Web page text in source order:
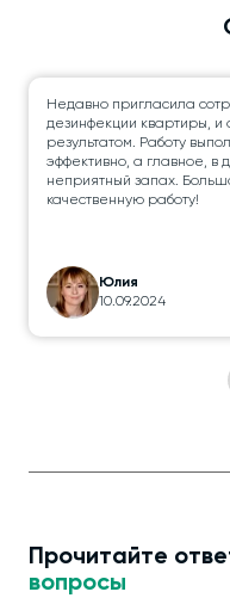
Недавно пригласила
дезинфекции квартиры, и
результатом. Работу
эффективно, а главное, в
неприятный запах.
качественную работу!
Юлия
10.09.2024
Прочитайте
вопросы